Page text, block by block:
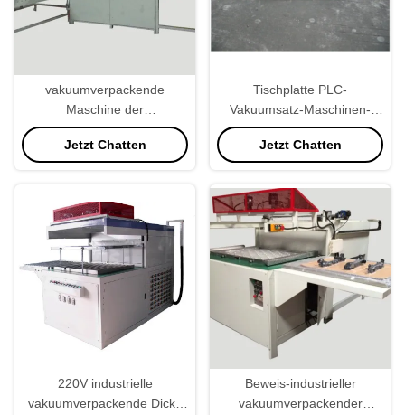
vakuumverpackende
Maschine der
Handelsnahrung22kw,
industrielle Geschwindigkeit
Jetzt Chatten
Tischplatte PLC-
Vakuumsatz-Maschinen-
industrielles Gewicht 800KG
Jetzt Chatten
220V industrielle
vakuumverpackende Dicke
Beweis-industrieller
vakuumverpackender